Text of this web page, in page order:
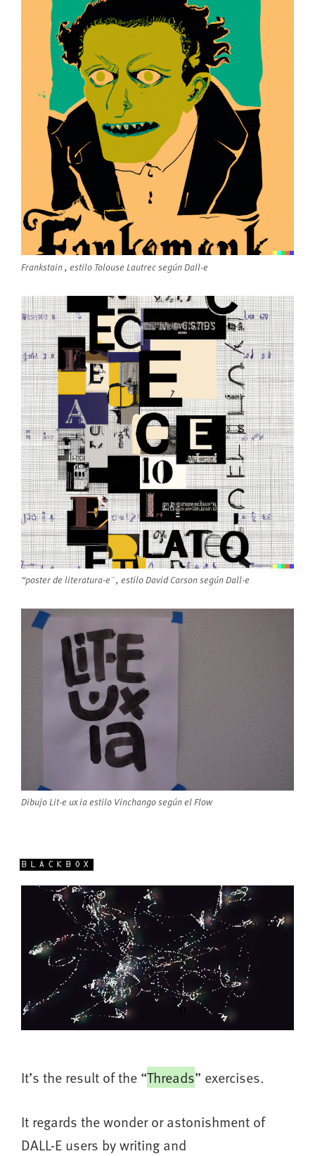
Frankstain , estilo Tolouse Lautrec según Dall-e
“poster de literatura-e¨ , estilo David Carson según Dall-e
Dibujo Lit-e ux ia estilo Vinchango según el Flow
BLACKBOX
It’s the result of the “Threads” exercises.
It regards the wonder or astonishment of
DALL-E users by writing and